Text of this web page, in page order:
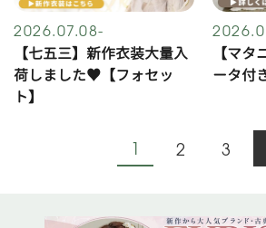
2026.07.08-
【七五三】新作衣装大量入
荷しました♥【フォセッ
ト】
【マ
ータ付
1 2 3